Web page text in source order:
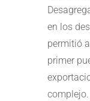
en los
permitió
primer